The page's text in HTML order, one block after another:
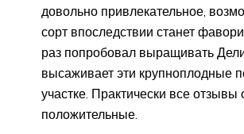
довольно привлекательное,
сорт впоследствии станет
раз попробовал выращивать
высаживает эти крупноплодные
участке. Практически все отзывы
положительные.